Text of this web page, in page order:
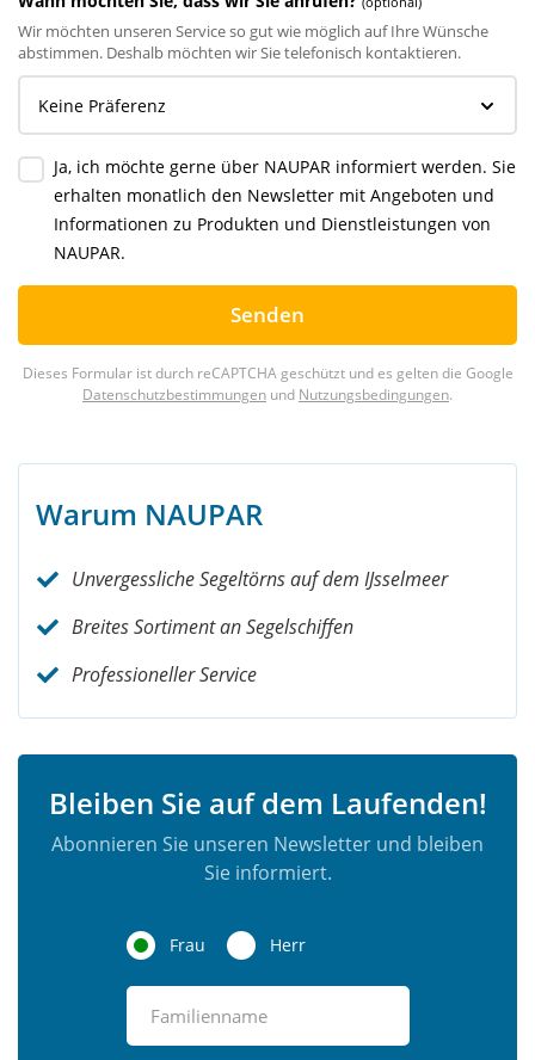
Wir möchten unseren Service so gut wie möglich auf Ihre Wünsche
abstimmen. Deshalb möchten wir Sie telefonisch kontaktieren.
Ja, ich möchte gerne über NAUPAR informiert werden. Sie
erhalten monatlich den Newsletter mit Angeboten und
Informationen zu Produkten und Dienstleistungen von
NAUPAR.
Senden
Dieses Formular ist durch reCAPTCHA geschützt und es gelten die Google
Datenschutzbestimmungen und Nutzungsbedingungen.
Warum NAUPAR
Unvergessliche Segeltörns auf dem IJsselmeer
Breites Sortiment an Segelschiffen
Professioneller Service
Bleiben Sie auf dem Laufenden!
Abonnieren Sie unseren Newsletter und bleiben
Sie informiert.
Frau Herr